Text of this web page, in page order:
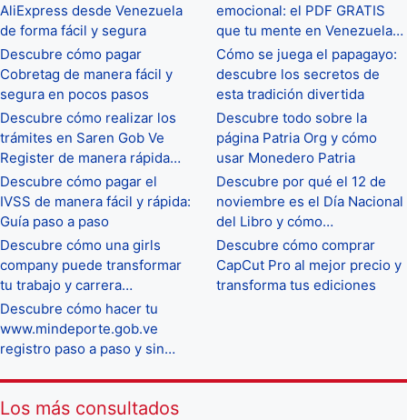
AliExpress desde Venezuela
de forma fácil y segura
Descubre cómo pagar
Cobretag de manera fácil y
segura en pocos pasos
Descubre cómo realizar los
trámites en Saren Gob Ve
Register de manera rápida…
Descubre cómo pagar el
IVSS de manera fácil y rápida:
Guía paso a paso
Descubre cómo una girls
company puede transformar
tu trabajo y carrera…
Descubre cómo hacer tu
www.mindeporte.gob.ve
registro paso a paso y sin…
emocional: el PDF GRATIS
que tu mente en Venezuela…
Cómo se juega el papagayo:
descubre los secretos de
esta tradición divertida
Descubre todo sobre la
página Patria Org y cómo
usar Monedero Patria
Descubre por qué el 12 de
noviembre es el Día Nacional
del Libro y cómo…
Descubre cómo comprar
CapCut Pro al mejor precio y
transforma tus ediciones
Los más consultados